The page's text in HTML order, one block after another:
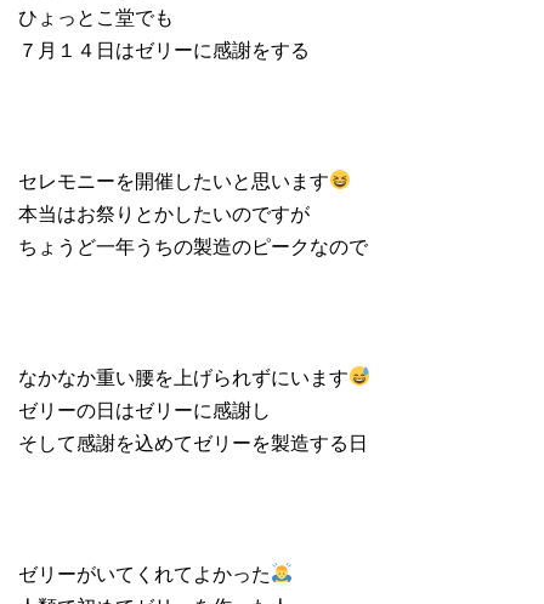
ひょっとこ堂でも
７月１４日はゼリーに感謝をする
セレモニーを開催したいと思います
本当はお祭りとかしたいのですが
ちょうど一年うちの製造のピークなので
なかなか重い腰を上げられずにいます
ゼリーの日はゼリーに感謝し
そして感謝を込めてゼリーを製造する日
ゼリーがいてくれてよかった